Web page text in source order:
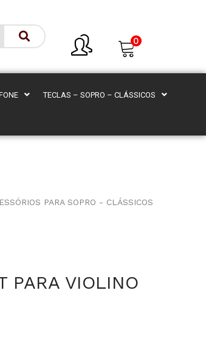
0
TECLAS – SOPRO – CLÁSSICOS
PARA SOPRO - CLÁSSICOS
PARA VIOLINO